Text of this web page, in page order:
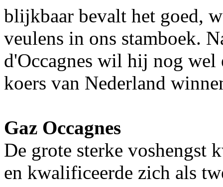
blijkbaar bevalt het goed,
veulens in ons stamboek.
d'Occagnes wil hij nog wel
koers van Nederland
Gaz Occagnes
De grote sterke
en kwalificeerde zich als